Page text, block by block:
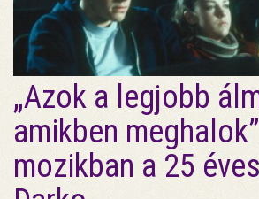
„Azok a legjobb
amikben
mozikban a 25